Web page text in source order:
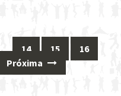
… 14 15
16
Próxima